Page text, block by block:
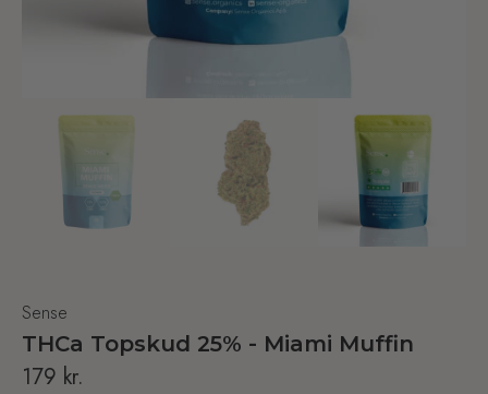
Sense
THCa Topskud 25% - Miami Muffin
179 kr.